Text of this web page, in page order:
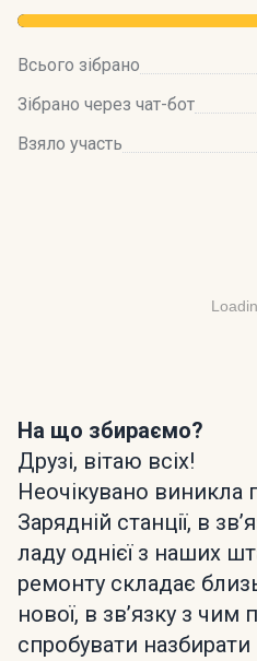
Всього зібрано
Зібрано через чат-бот
Взяло участь
На що збираємо?
Друзі, вітаю всіх!
Неочікувано виникла
Зарядній станції, в
ладу однієї з наших
ремонту складає
нової, в звʼязку з
спробувати назбирати